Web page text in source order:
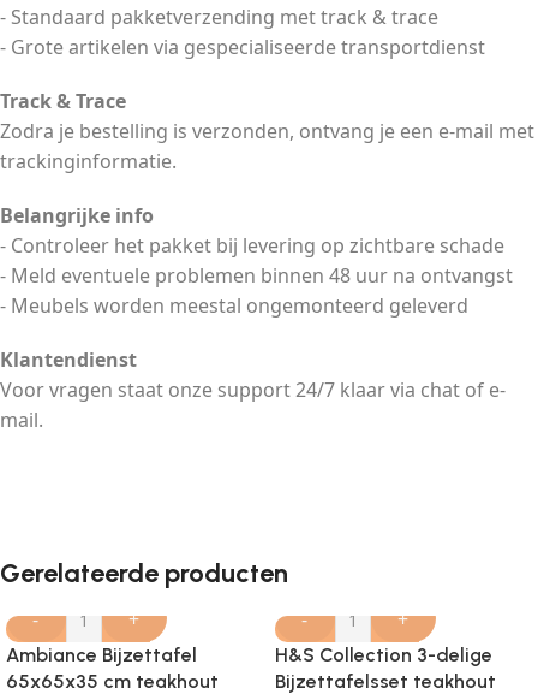
- Standaard pakketverzending met track & trace
- Grote artikelen via gespecialiseerde transportdienst
Track & Trace
Zodra je bestelling is verzonden, ontvang je een e-mail met
trackinginformatie.
Belangrijke info
- Controleer het pakket bij levering op zichtbare schade
- Meld eventuele problemen binnen 48 uur na ontvangst
- Meubels worden meestal ongemonteerd geleverd
Klantendienst
Voor vragen staat onze support 24/7 klaar via chat of e-
mail.
Gerelateerde producten
- +
Ambiance Bijzettafel
65x65x35 cm teakhout
- +
H&S Collection 3-delige
Bijzettafelsset teakhout